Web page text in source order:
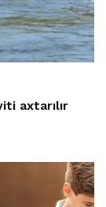
axtarılır